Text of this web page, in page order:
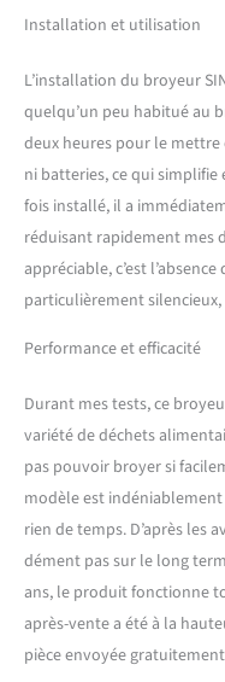
Installation et utilisation
L’installation du broyeur
quelqu’un peu habitué au
deux heures pour le mettre
ni batteries, ce qui
fois installé, il a
réduisant rapidement mes
appréciable, c’est
particulièrement
Performance et efficacité
Durant mes tests, ce
variété de déchets
pas pouvoir broyer si
modèle est
rien de temps. D’après les
dément pas sur le long
ans, le produit fonctionne
après-vente a été à la
pièce envoyée